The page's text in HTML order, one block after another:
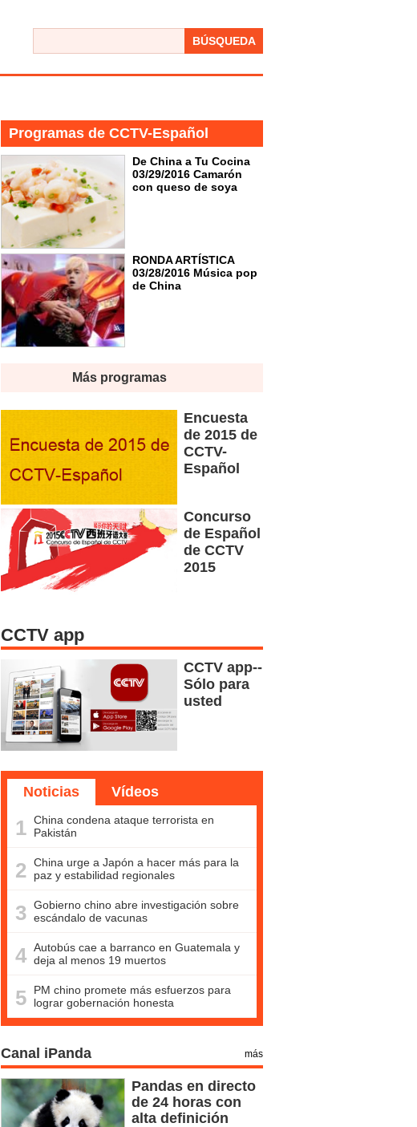
BÚSQUEDA
Programas de CCTV-Español
De China a Tu Cocina
03/29/2016 Camarón
con queso de soya
RONDA ARTÍSTICA
03/28/2016 Música pop
de China
Más programas
Encuesta
de 2015 de
CCTV-
Español
Concurso
de Español
de CCTV
2015
CCTV app
CCTV app--
Sólo para
usted
Noticias Vídeos
1 China condena ataque terrorista en
Pakistán
2 China urge a Japón a hacer más para la
paz y estabilidad regionales
3 Gobierno chino abre investigación sobre
escándalo de vacunas
4 Autobús cae a barranco en Guatemala y
deja al menos 19 muertos
5
PM chino promete más esfuerzos para
lograr gobernación honesta
Canal iPanda más
Pandas en directo
de 24 horas con
alta definición